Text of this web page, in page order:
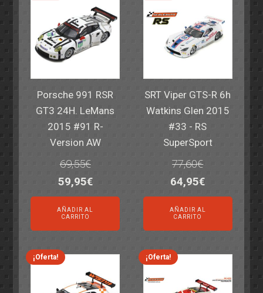
Porsche 991 RSR
GT3 24H. LeMans
2015 #91 R-
Version AW
69,55€
El
precio
original
era:
69,55€.
59,95€El
precio
actual
es:
59,95€.
AÑADIR AL
CARRITO
SRT Viper GTS-R 6h
Watkins Glen 2015
#33 - RS
SuperSport
77,60€
El
precio
original
era:
77,60€.
64,95€El
precio
actual
es:
64,95€.
AÑADIR AL
CARRITO
¡Oferta! ¡Oferta!